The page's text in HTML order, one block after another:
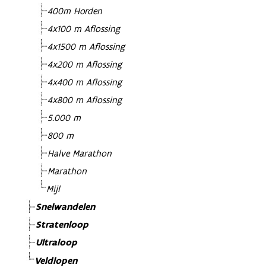
400m Horden
4x100 m Aflossing
4x1500 m Aflossing
4x200 m Aflossing
4x400 m Aflossing
4x800 m Aflossing
5.000 m
800 m
Halve Marathon
Marathon
Mijl
Snelwandelen
Stratenloop
Ultraloop
Veldlopen